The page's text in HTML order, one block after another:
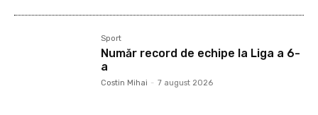
Sport
Număr record de echipe la Liga a 6-
a
Costin Mihai - 7 august 2026